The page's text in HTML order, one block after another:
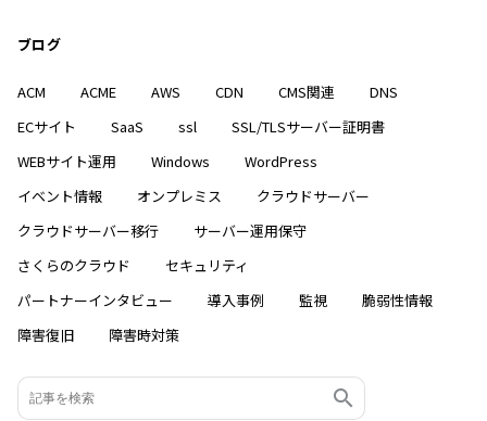
ブログ
ACM ACME AWS CDN CMS関連
DNS
ECサイト
SaaS ssl
SSL/TLSサーバー証明書
WEBサイト運用
Windows
WordPress
イベント情報
オンプレミス
クラウドサーバー
クラウドサーバー移行
サーバー運用保守
さくらのクラウド
セキュリティ
パートナーインタビュー
導入事例 監視
脆弱性情報
障害復旧
障害時対策